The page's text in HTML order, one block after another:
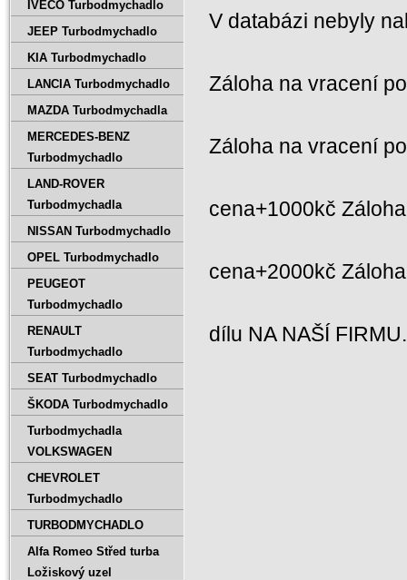
V databázi nebyly
Záloha na vracení
Záloha na vracení
cena+1000kč
cena+2000kč
dílu NA NAŠÍ
IVECO Turbodmychadlo
JEEP Turbodmychadlo
KIA Turbodmychadlo
LANCIA Turbodmychadlo
MAZDA Turbodmychadla
MERCEDES-BENZ
Turbodmychadlo
LAND-ROVER
Turbodmychadla
NISSAN Turbodmychadlo
OPEL Turbodmychadlo
PEUGEOT
Turbodmychadlo
RENAULT
Turbodmychadlo
SEAT Turbodmychadlo
ŠKODA Turbodmychadlo
Turbodmychadla
VOLKSWAGEN
CHEVROLET
Turbodmychadlo
TURBODMYCHADLO
Alfa Romeo Střed turba
Ložiskový uzel